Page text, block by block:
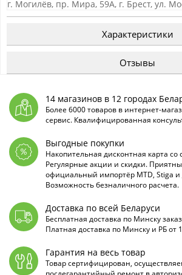
г. Могилёв, пр. Мира, 59А, г. Брест, ул.
Характеристики
Отзывы
14 магазинов в 12 городах
Более 6000 товаров в интернет-
сервис. Квалифицированная
Выгодные покупки
Накопительная дисконтная карта со
Регулярные акции и скидки.
официальный импортёр MTD, Stiga и
Возможность безналичного расчета.
Доставка по всей Беларуси
Бесплатная доставка по Минску
Платная доставка по Минску и РБ от
Гарантия на весь товар
Товар сертифицирован,